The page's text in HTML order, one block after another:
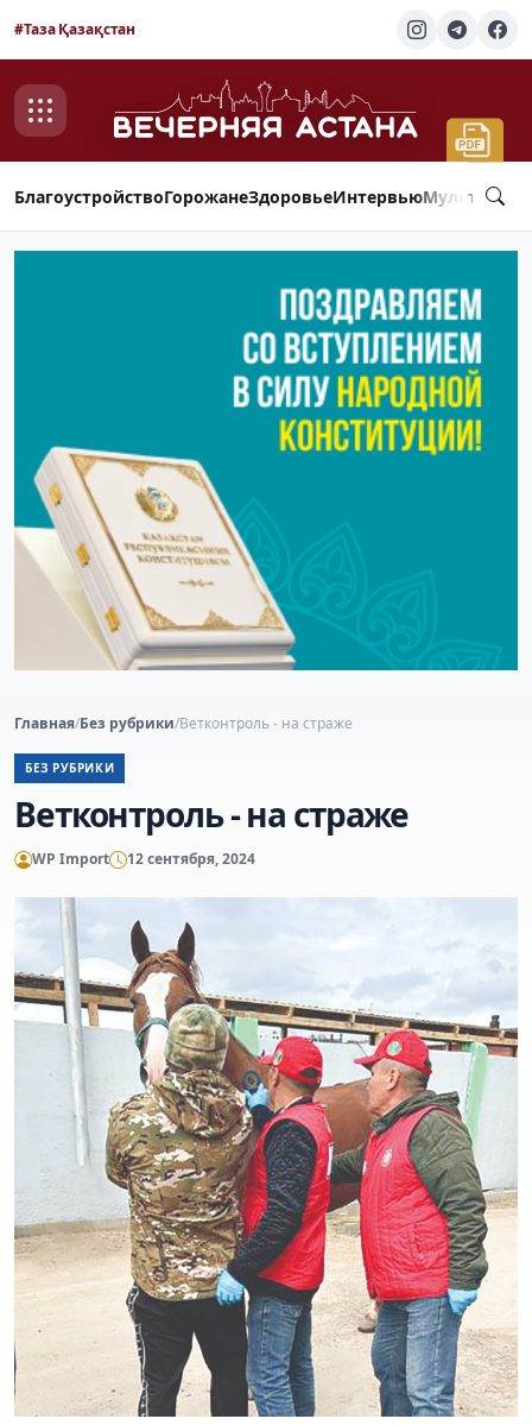
#Таза Қазақстан
БлагоустройствоГорожанеЗдоровьеИнтервью
Главная/Без рубрики/Ветконтроль - на страже
БЕЗ РУБРИКИ
Ветконтроль - на страже
WP Import 12 сентября, 2024